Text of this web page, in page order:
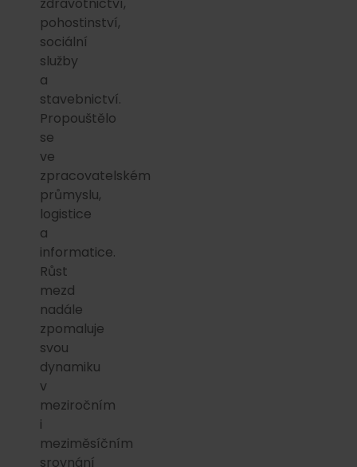
pohostinství,
sociální
služby
a
stavebnictví.
Propouštělo
se
ve
zpracovatelském
průmyslu,
logistice
a
informatice.
Růst
mezd
nadále
zpomaluje
svou
dynamiku
v
meziročním
i
meziměsíčním
srovnání